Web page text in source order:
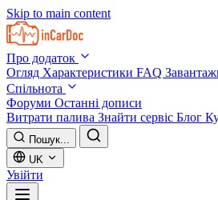
Skip to main content
Про додаток
Огляд Характеристики FAQ
Спільнота
Форуми Останні дописи
Витрати палива Знайти сервіс Блог
Пошук...
UK
Увійти